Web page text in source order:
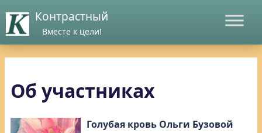
Контрастный
Вместе к цели!
Об участниках
Голубая кровь Ольги Бузовой